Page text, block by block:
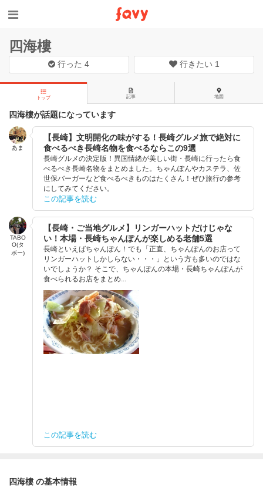
四海樓
行った4 行きたい 1
トップ 記事 地図
四海樓が話題になっています
あま
【長崎】文明開化の味がする！長崎グルメ旅で絶対に
食べるべき長崎名物を食べるならこの9選
長崎グルメの決定版！異国情緒が美しい街・長崎に行ったら食
べるべき長崎名物をまとめました。ちゃんぽんやカステラ、佐
世保バーガーなど食べるべきものはたくさん！ぜひ旅行の参考
にしてみてください。
この記事を読む
TABO
O(タ
ボー)
【長崎・ご当地グルメ】リンガーハットだけじゃな
い！本場・長崎ちゃんぽんが楽しめる老舗5選
長崎といえばちゃんぽん！でも「正直、ちゃんぽんのお店って
リンガーハットしかしらない・・・」という方も多いのではな
いでしょうか？ そこで、ちゃんぽんの本場・長崎ちゃんぽんが
食べられるお店をまとめ...
この記事を読む
四海樓 の基本情報